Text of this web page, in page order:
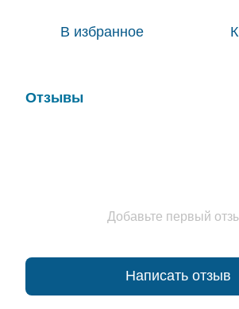
В избранное
Отзывы
Добавьте первый
Написать отзыв